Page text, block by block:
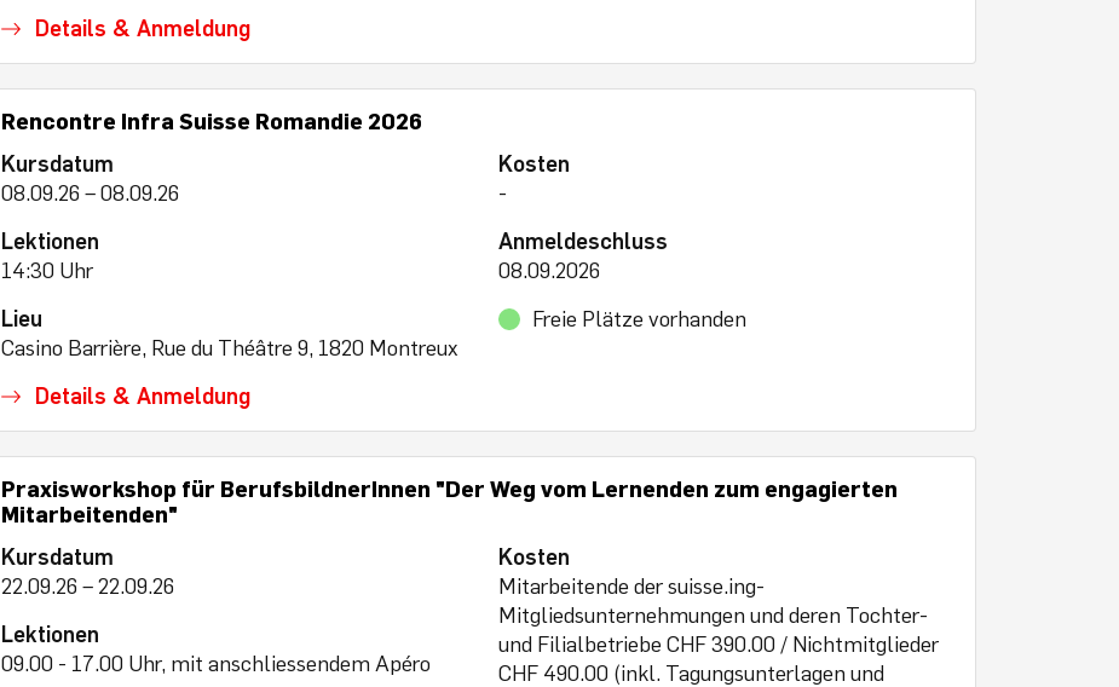
Details & Anmeldung
Rencontre Infra Suisse Romandie 2026
Kursdatum
08.09.26 – 08.09.26
Lektionen
14:30 Uhr
Lieu
Casino Barrière, Rue du Théâtre 9, 1820 Montreux
Kosten
-
Anmeldeschluss
08.09.2026
Freie Plätze vorhanden
Details & Anmeldung
Praxisworkshop für BerufsbildnerInnen "Der Weg vom Lernenden zum engagierten
Mitarbeitenden"
Kursdatum
22.09.26 – 22.09.26
Lektionen
09.00 - 17.00 Uhr, mit anschliessendem Apéro
Kosten
Mitarbeitende der suisse.ing-
Mitgliedsunternehmungen und deren Tochter-
und Filialbetriebe CHF 390.00 / Nichtmitglieder
CHF 490.00 (inkl. Tagungsunterlagen und